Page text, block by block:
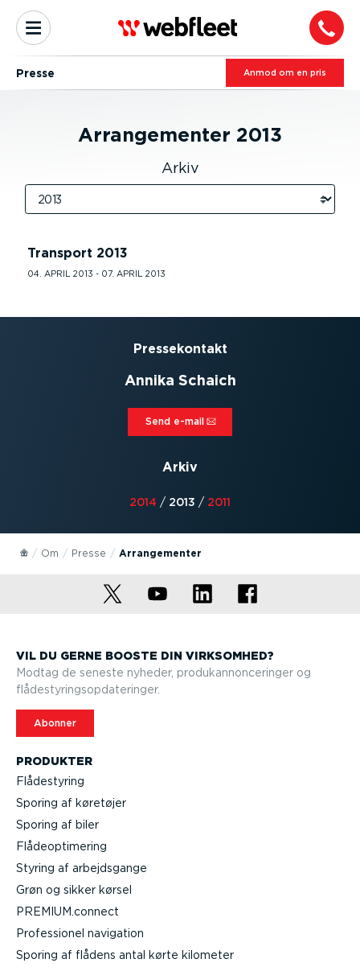
Presse Anmod om en pris
Arran­ge­menter 2013
Arkiv
Transport 2013
04. APRIL 2013 - 07. APRIL 2013
Presse­kontakt
Annika Schaich
Send e-mail⁠
Arkiv
2014 / 2013 / 2011
Om Presse Arran­ge­menter
PRODUKTER
Flådestyring
Sporing af køretøjer
Sporing af biler
Flåde­op­ti­mering
Styring af arbejds­gange
Grøn og sikker kørsel
PREMIUM.connect
Profes­sionel navigation
Sporing af flådens antal kørte kilometer
VIL DU GERNE BOOSTE DIN VIRKSOMHED?
Modtag de seneste nyheder, produkan­non­ce­ringer og
flådesty­rings­op­da­te­ringer.
Abonner